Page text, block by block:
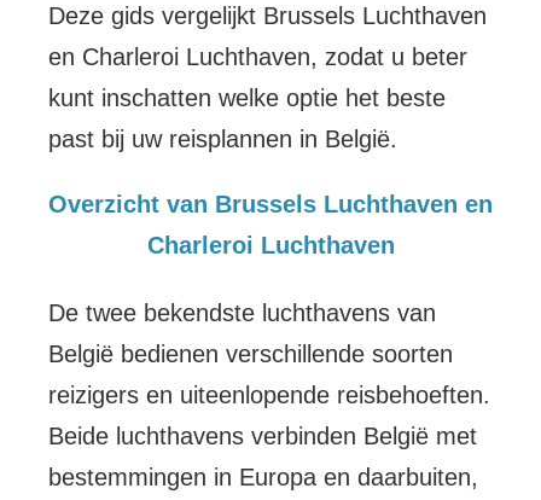
Deze gids vergelijkt Brussels Luchthaven
en Charleroi Luchthaven, zodat u beter
kunt inschatten welke optie het beste
past bij uw reisplannen in België.
Overzicht van Brussels Luchthaven en
Charleroi Luchthaven
De twee bekendste luchthavens van
België bedienen verschillende soorten
reizigers en uiteenlopende reisbehoeften.
Beide luchthavens verbinden België met
bestemmingen in Europa en daarbuiten,